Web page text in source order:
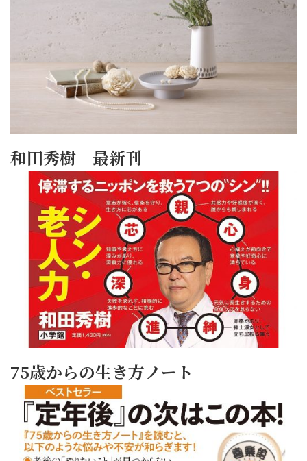
和田秀樹 最新刊
75歳からの生き方ノート